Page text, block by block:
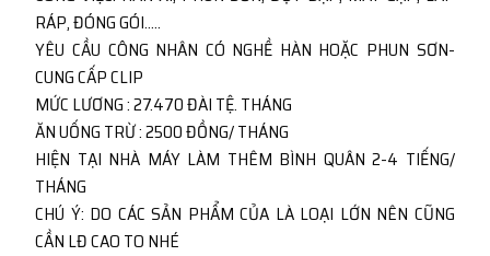
RÁP, ĐÓNG GÓI…..
YÊU CẦU CÔNG NHÂN CÓ NGHỀ HÀN HOẶC PHUN SƠN-
CUNG CẤP CLIP
MỨC LƯƠNG : 27.470 ĐÀI TỆ. THÁNG
ĂN UỐNG TRỪ : 2500 ĐỒNG/ THÁNG
HIỆN TẠI NHÀ MÁY LÀM THÊM BÌNH QUÂN 2-4 TIẾNG/
THÁNG
CHÚ Ý: DO CÁC SẢN PHẨM CỦA LÀ LOẠI LỚN NÊN CŨNG
CẦN LĐ CAO TO NHÉ